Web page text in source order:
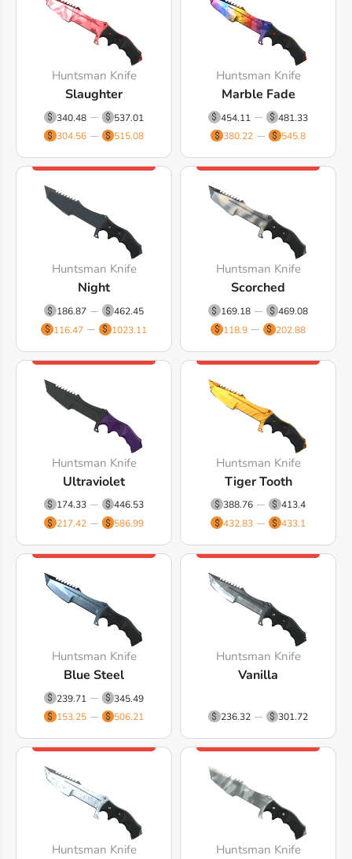
Huntsman Knife
Slaughter
340.48
537.01
304.56
515.08
Huntsman Knife
Marble Fade
454.11
481.33
380.22
545.8
Huntsman Knife
Night
186.87
462.45
116.47
1023.11
Huntsman Knife
Scorched
169.18
469.08
118.9
202.88
Huntsman Knife
Ultraviolet
174.33
446.53
217.42
586.99
Huntsman Knife
Tiger Tooth
388.76
413.4
432.83
433.1
Huntsman Knife
Blue Steel
239.71
345.49
153.25
506.21
Huntsman Knife
Vanilla
236.32 301.72
Huntsman Knife Huntsman Knife